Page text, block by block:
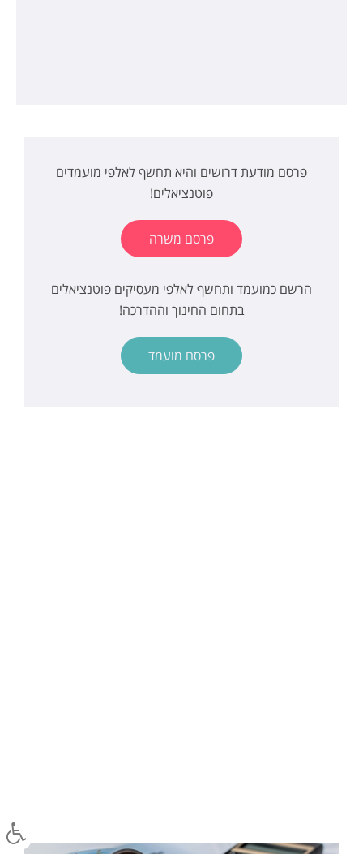
פרסם מודעת דרושים והיא תחשף לאלפי מועמדים
פוטנציאלים!
פרסם משרה
הרשם כמועמד ותחשף לאלפי מעסיקים פוטנציאלים
בתחום החינוך וההדרכה!
פרסם מועמד